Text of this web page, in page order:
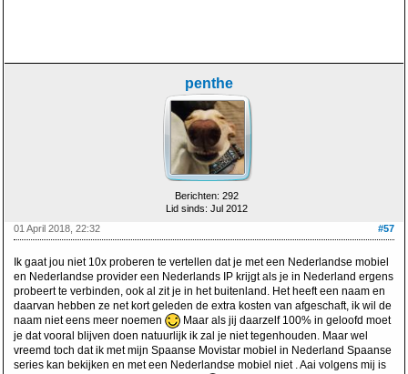
penthe
Berichten: 292
Lid sinds: Jul 2012
#57
01 April 2018, 22:32
Ik gaat jou niet 10x proberen te vertellen dat je met een Nederlandse mobiel
en Nederlandse provider een Nederlands IP krijgt als je in Nederland ergens
probeert te verbinden, ook al zit je in het buitenland. Het heeft een naam en
daarvan hebben ze net kort geleden de extra kosten van afgeschaft, ik wil de
naam niet eens meer noemen
Maar als jij daarzelf 100% in geloofd moet
je dat vooral blijven doen natuurlijk ik zal je niet tegenhouden. Maar wel
vreemd toch dat ik met mijn Spaanse Movistar mobiel in Nederland Spaanse
series kan bekijken en met een Nederlandse mobiel niet . Aai volgens mij is